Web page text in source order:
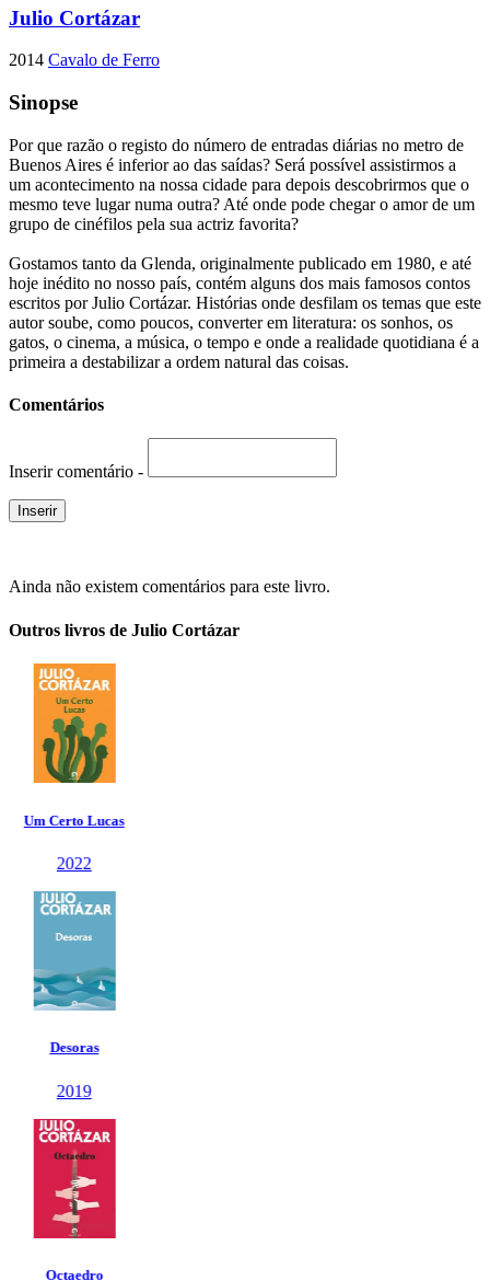
Julio Cortázar
2014 Cavalo de Ferro
Sinopse
Por que razão o registo do número de entradas diárias no metro de
Buenos Aires é inferior ao das saídas? Será possível assistirmos a
um acontecimento na nossa cidade para depois descobrirmos que o
mesmo teve lugar numa outra? Até onde pode chegar o amor de um
grupo de cinéfilos pela sua actriz favorita?
Gostamos tanto da Glenda, originalmente publicado em 1980, e até
hoje inédito no nosso país, contém alguns dos mais famosos contos
escritos por Julio Cortázar. Histórias onde desfilam os temas que este
autor soube, como poucos, converter em literatura: os sonhos, os
gatos, o cinema, a música, o tempo e onde a realidade quotidiana é a
primeira a destabilizar a ordem natural das coisas.
Comentários
Inserir comentário -
Ainda não existem comentários para este livro.
Outros livros de Julio Cortázar